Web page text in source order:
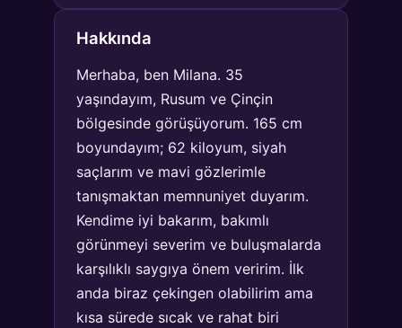
Hakkında
Merhaba, ben Milana. 35
yaşındayım, Rusum ve Çinçin
bölgesinde görüşüyorum. 165 cm
boyundayım; 62 kiloyum, siyah
saçlarım ve mavi gözlerimle
tanışmaktan memnuniyet duyarım.
Kendime iyi bakarım, bakımlı
görünmeyi severim ve buluşmalarda
karşılıklı saygıya önem veririm. İlk
anda biraz çekingen olabilirim ama
kısa sürede sıcak ve rahat biri